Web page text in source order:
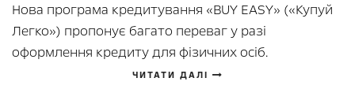
Нова програма кредитування «BUY EASY» («Купуй
Легко») пропонує багато переваг у разі
оформлення кредиту для фізичних осіб.
ЧИТАТИ ДАЛІ